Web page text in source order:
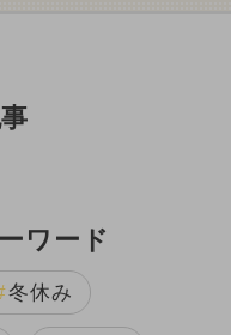
ワード
冬休み